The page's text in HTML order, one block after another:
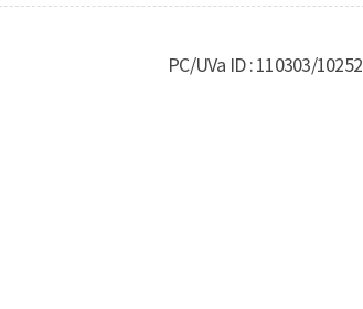
PC/UVa ID : 110303/10252